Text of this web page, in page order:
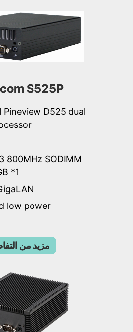
S525P
Pineview D525 dual
800MHz SODIMM
*1
low power
مزيد من